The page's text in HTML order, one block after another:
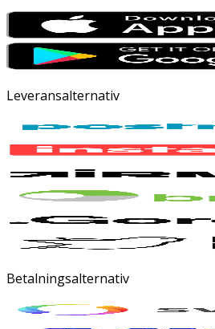
Leveransalternativ
Betalningsalternativ